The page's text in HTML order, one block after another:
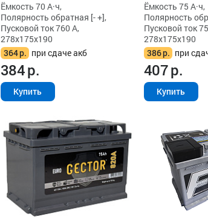
Ёмкость 70 А·ч,
Полярность обратная [- +],
Пусковой ток 760 А,
278x175x190
364р. при сдаче акб
384р.
Купить
Ёмкость 75 А·ч,
Полярность
Пусковой ток
278x175x190
386р. при
407р.
Купить